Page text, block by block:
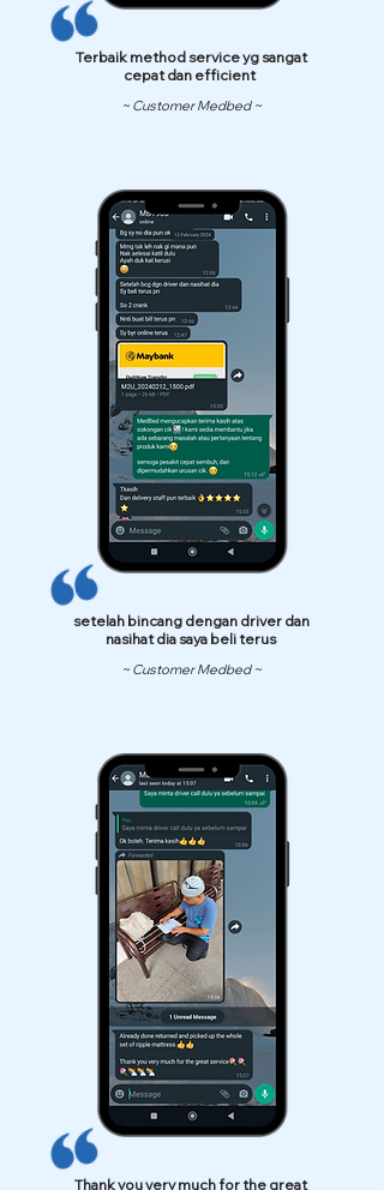
Terbaik method service yg sangat
cepat dan efficient
~ Customer Medbed ~
setelah bincang dengan driver dan
nasihat dia saya beli terus
~ Customer Medbed ~
Thank you very much for the great